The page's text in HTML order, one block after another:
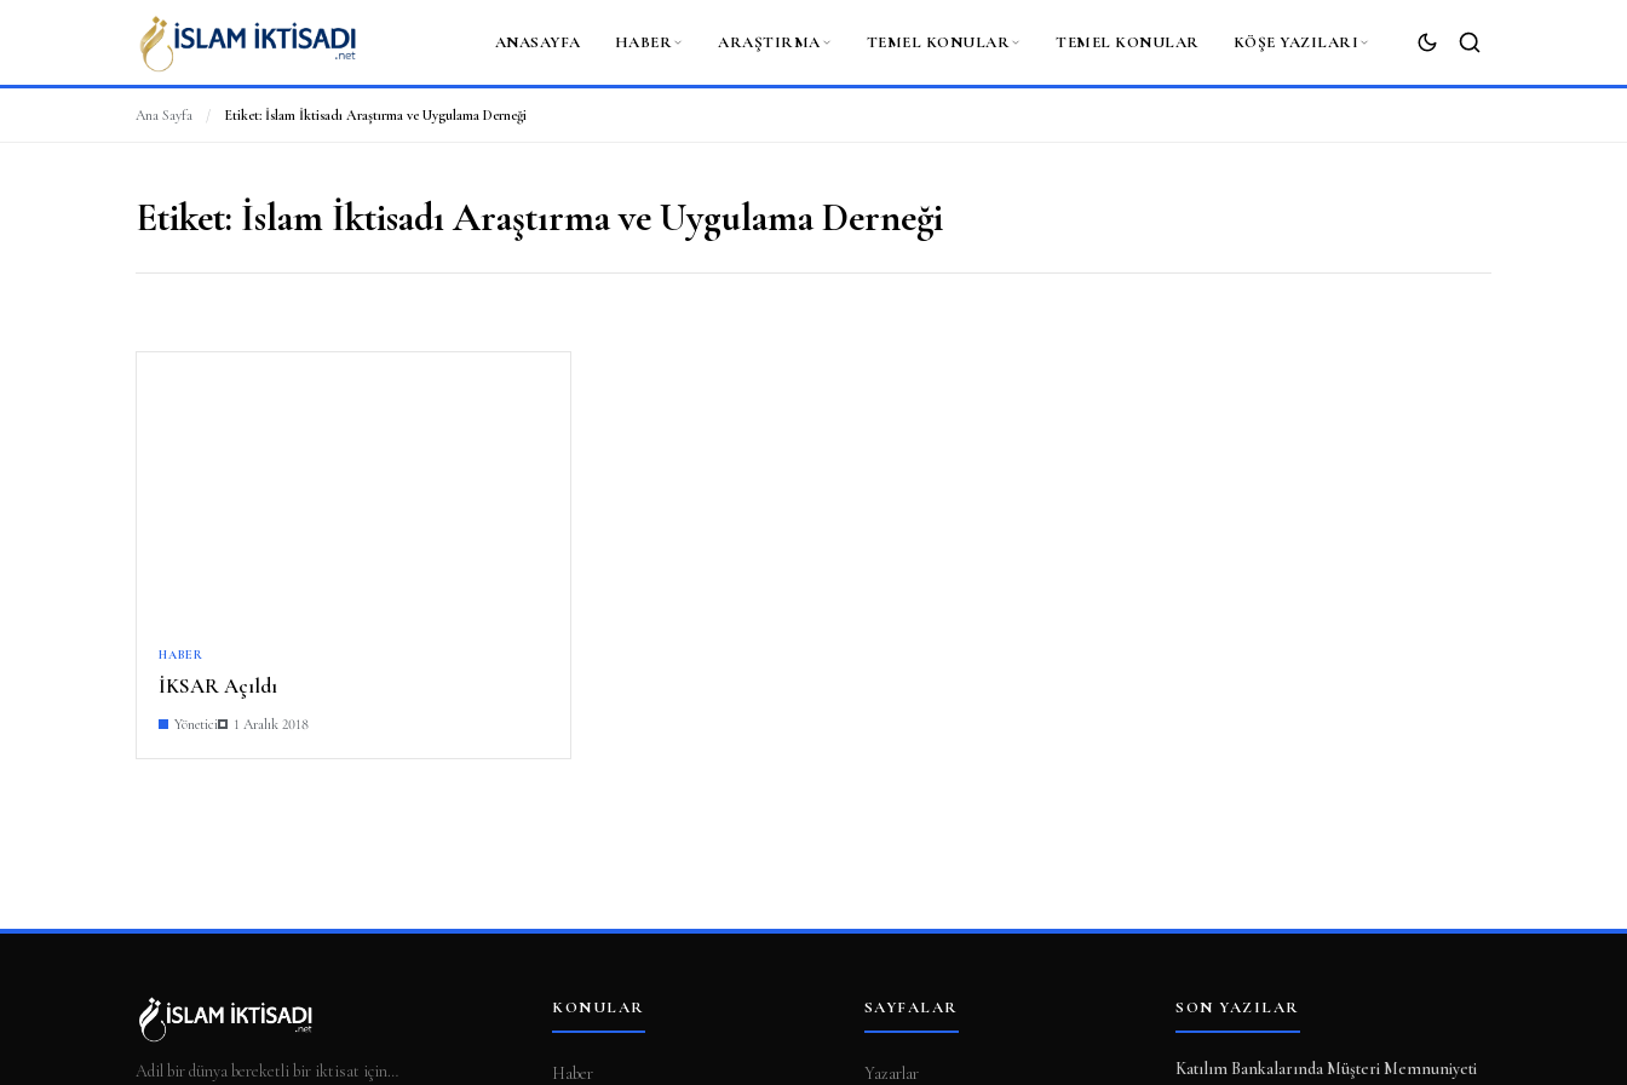
ANASAYFA HABER ARAŞTIRMA TEMEL KONULAR TEMEL KONULAR KÖŞE YAZILARI
ARA
Ana Sayfa / Etiket: İslam İktisadı Araştırma ve Uygulama Derneği
Etiket: İslam İktisadı Araştırma ve Uygulama Derneği
HABER
İKSAR Açıldı
Yönetici 1 Aralık 2018
Adil bir dünya bereketli bir iktisat için…
KONULAR
Haber
SAYFALAR
Yazarlar
SON YAZILAR
Katılım Bankalarında Müşteri Memnuniyeti